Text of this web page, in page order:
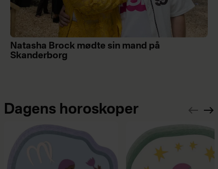
Natasha Brock mødte sin mand på
Skanderborg
Dagens horoskoper